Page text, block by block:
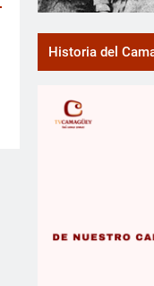
Historia del